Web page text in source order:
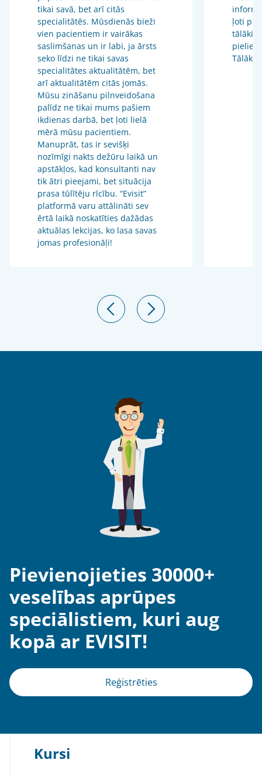
tikai savā, bet arī citās
specialitātēs. Mūsdienās bieži
vien pacientiem ir vairākas
saslimšanas un ir labi, ja ārsts
seko līdzi ne tikai savas
specialitātes aktualitātēm, bet
arī aktualitātēm citās jomās.
Mūsu zināšanu pilnveidošana
palīdz ne tikai mums pašiem
ikdienas darbā, bet ļoti lielā
mērā mūsu pacientiem.
Manuprāt, tas ir sevišķi
nozīmīgi nakts dežūru laikā un
apstākļos, kad konsultanti nav
tik ātri pieejami, bet situācija
prasa tūlītēju rīcību. “Evisit”
platformā varu attālināti sev
ērtā laikā noskatīties dažādas
aktuālas lekcijas, ko lasa savas
jomas profesionāļi!
ļoti
Pievienojieties 30000+
veselības aprūpes
speciālistiem, kuri aug
kopā ar EVISIT!
Reģistrēties
Kursi